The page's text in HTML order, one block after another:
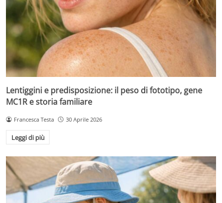
Lentiggini e predisposizione: il peso di fototipo, gene
MC1R e storia familiare
Francesca Testa 30 Aprile 2026
Leggi di più